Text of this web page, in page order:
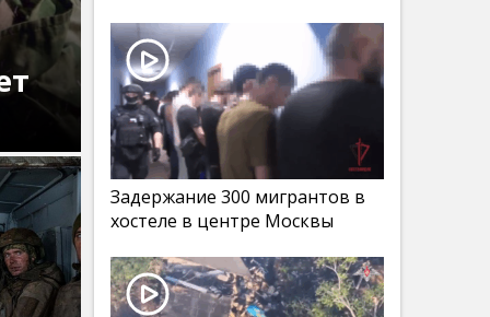
Задержание 300 мигрантов в
хостеле в центре Москвы